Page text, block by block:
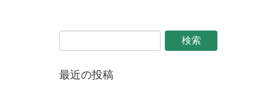
最近の投稿